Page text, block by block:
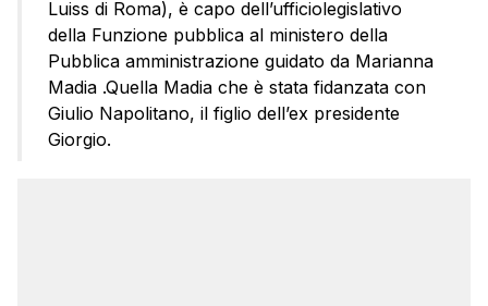
Luiss di Roma), è capo dell’ufficiolegislativo
della Funzione pubblica al ministero della
Pubblica amministrazione guidato da Marianna
Madia .Quella Madia che è stata fidanzata con
Giulio Napolitano, il figlio dell’ex presidente
Giorgio.